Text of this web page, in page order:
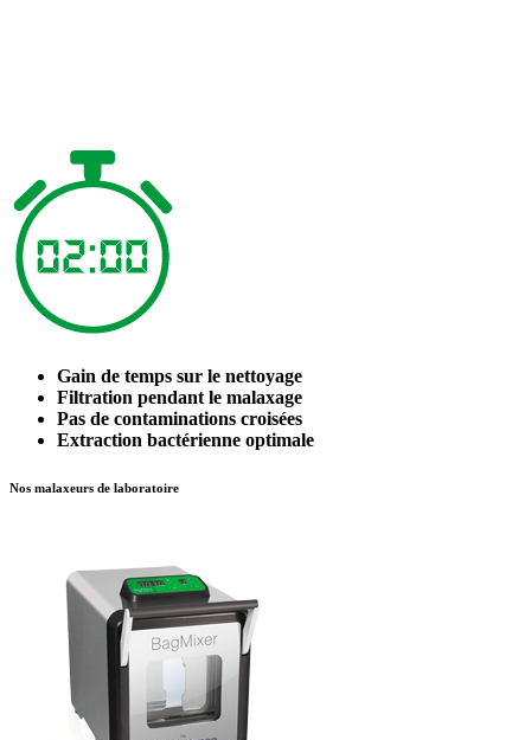
Gain de temps sur le nettoyage
Filtration pendant le malaxage
Pas de contaminations croisées
Extraction bactérienne optimale
Nos malaxeurs de laboratoire